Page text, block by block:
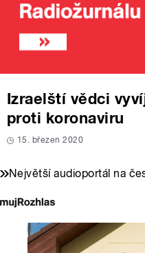
Izraelští vědci
proti koronaviru
15. březen 2020
Největší audioportál na